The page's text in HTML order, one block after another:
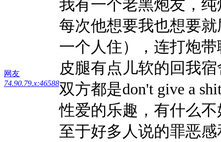
网友
74.90.79.x:46588
我有一个老黑炮友，
每次他想要我也想要
一个人住），连打炮
皮腿有点儿软的回我
双方都是don't give a
性爱的乐趣，有什么
至于好多人说的罪恶